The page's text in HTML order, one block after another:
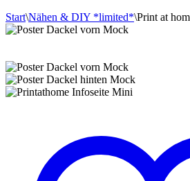
Start\Nähen & DIY *limited*\Print at